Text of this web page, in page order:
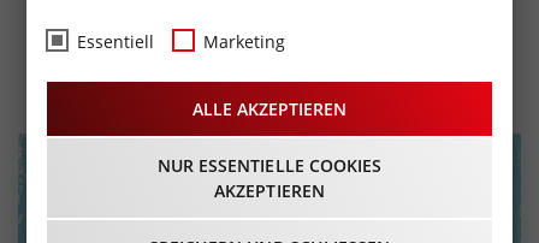
Radlmarkt
13.03.2026 - Beginn 13:00 Uhr
Essentiell Marketing
ALLE AKZEPTIEREN
NUR ESSENTIELLE COOKIES
AKZEPTIEREN